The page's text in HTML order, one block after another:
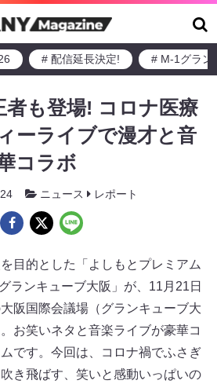
# 配信延長決定! # M-1グラン
者も登場! コロナ医療
ーライブで漫才と音
コラボ
ニュース レポート
目的とした「よしもとプレミアム
ランキューブ大阪」が、11月21日
阪国際会議場（グランキューブ大
お笑いネタと音楽ライブが豪華コ
です。今回は、コロナ禍でふさぎ
き飛ばす、笑いと感動いっぱいの